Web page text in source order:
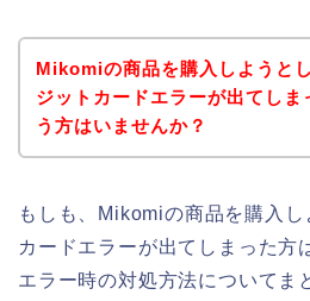
Mikomiの商品を購入しようと
ジットカードエラーが出てしま
う方はいませんか？
もしも、Mikomiの商品を購入し
カードエラーが出てしまった方
エラー時の対処方法についてま